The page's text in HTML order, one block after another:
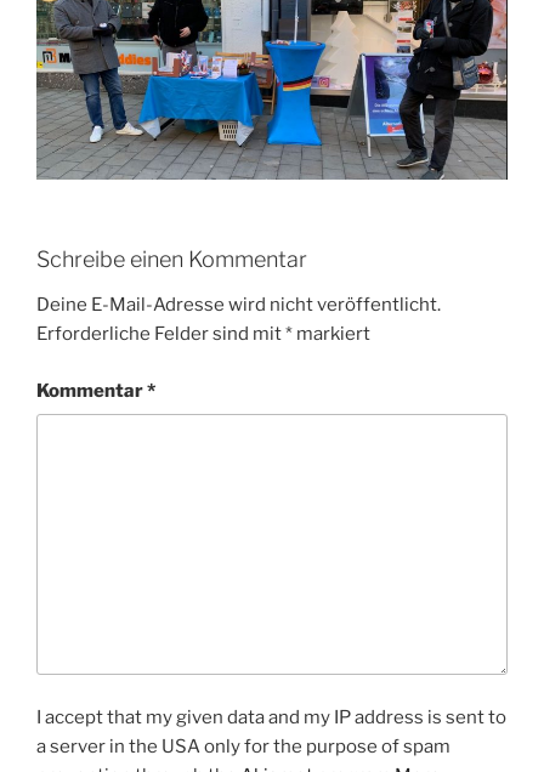
Schreibe einen Kommentar
Deine E-Mail-Adresse wird nicht veröffentlicht.
Erforderliche Felder sind mit* markiert
Kommentar*
I accept that my given data and my IP address is sent to
a server in the USA only for the purpose of spam